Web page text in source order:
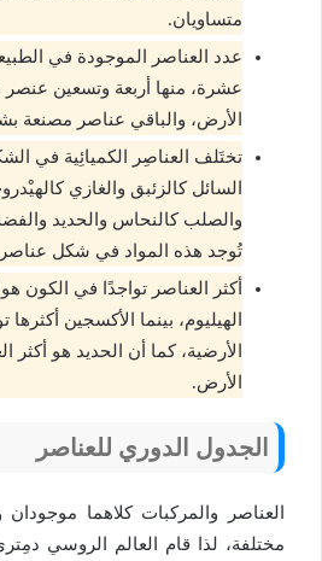
متساويان.
عدد العناصر الموجودة في
عشرة، منها أربعة وتسعين عنصر
الأرض، والباقي عناصر مصنعة
تختَلف العناصِر الكميائِية في
السائل كالزئبق والغازي
والصلب كالنحاس والحديد والفضة
تُوجد هذه المواد في شكل
أكثر العناصر تواجدًا في الكون
الهيليوم، بينما الأكسجين
الأرضية، كما أن الحديد هو أكثر
الأرض.
الجدول الدوري للعناصر
العناصر والمركبات كلاهما
مختلفة، لذا قام العالم الروسي